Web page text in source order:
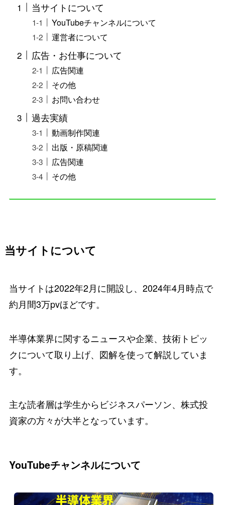
当サイトについて
YouTubeチャンネルについて
運営者について
広告・お仕事について
広告関連
その他
お問い合わせ
過去実績
動画制作関連
出版・原稿関連
広告関連
その他
当サイトについて
当サイトは2022年2月に開設し、 2024年4月時点で
約月間3万pvほどです。
半導体業界に関するニュースや企業、技術トピッ
クについて取り上げ、図解を使って解説 していま
す。
主な読者層は学生からビジネスパーソン、株式投
資家の方々が大半となっています。
YouTubeチャンネルについて